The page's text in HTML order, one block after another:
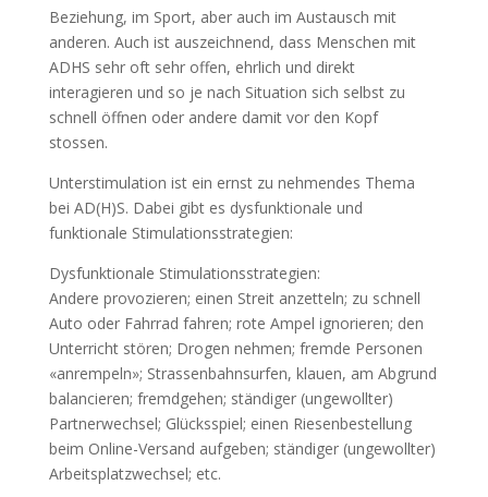
Beziehung, im Sport, aber auch im Austausch mit
anderen. Auch ist auszeichnend, dass Menschen mit
ADHS sehr oft sehr offen, ehrlich und direkt
interagieren und so je nach Situation sich selbst zu
schnell öffnen oder andere damit vor den Kopf
stossen.
Unterstimulation ist ein ernst zu nehmendes Thema
bei AD(H)S. Dabei gibt es dysfunktionale und
funktionale Stimulationsstrategien:
Dysfunktionale Stimulationsstrategien:
Andere provozieren; einen Streit anzetteln; zu schnell
Auto oder Fahrrad fahren; rote Ampel ignorieren; den
Unterricht stören; Drogen nehmen; fremde Personen
«anrempeln»; Strassenbahnsurfen, klauen, am Abgrund
balancieren; fremdgehen; ständiger (ungewollter)
Partnerwechsel; Glücksspiel; einen Riesenbestellung
beim Online-Versand aufgeben; ständiger (ungewollter)
Arbeitsplatzwechsel; etc.